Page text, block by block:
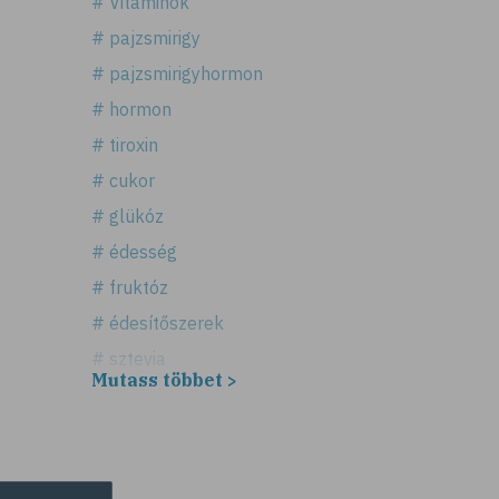
# pajzsmirigy
# pajzsmirigyhormon
# hormon
# tiroxin
# cukor
# glükóz
# édesség
# fruktóz
# édesítőszerek
# sztevia
Mutass többet >